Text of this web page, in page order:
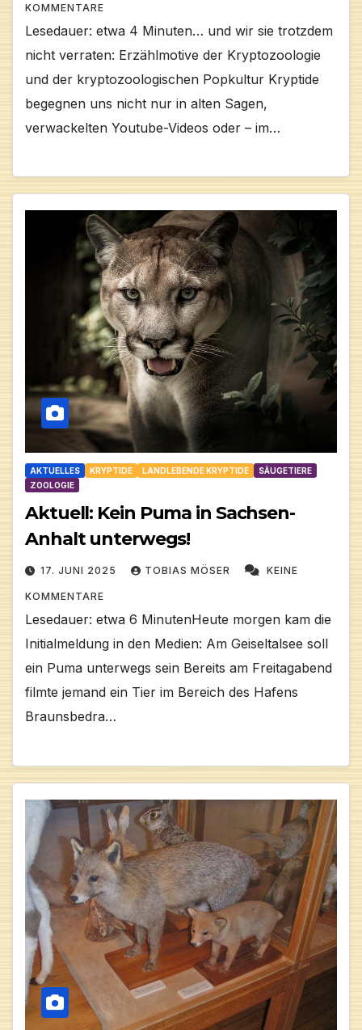
KOMMENTARE
Lesedauer: etwa 4 Minuten… und wir sie trotzdem
nicht verraten: Erzählmotive der Kryptozoologie
und der kryptozoologischen Popkultur Kryptide
begegnen uns nicht nur in alten Sagen,
verwackelten Youtube-Videos oder – im…
AKTUELLES KRYPTIDE LANDLEBENDE KRYPTIDE
SÄUGETIERE
ZOOLOGIE
Aktuell: Kein Puma in Sachsen-
Anhalt unterwegs!
17. JUNI 2025 TOBIAS MÖSER KEINE
KOMMENTARE
Lesedauer: etwa 6 MinutenHeute morgen kam die
Initialmeldung in den Medien: Am Geiseltalsee soll
ein Puma unterwegs sein Bereits am Freitagabend
filmte jemand ein Tier im Bereich des Hafens
Braunsbedra…